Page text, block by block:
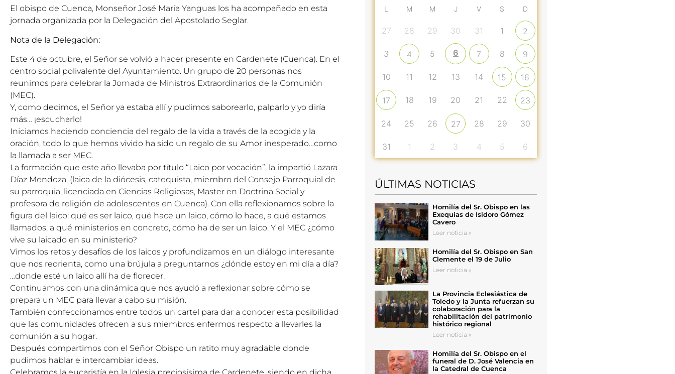
El obispo de Cuenca, Monseñor José María Yanguas los ha acompañado en esta
jornada organizada por la Delegación del Apostolado Seglar.
Nota de la Delegación:
Este 4 de octubre, el Señor se volvió a hacer presente en Cardenete (Cuenca). En el
centro social polivalente del Ayuntamiento. Un grupo de 20 personas nos
reunimos para celebrar la Jornada de Ministros Extraordinarios de la Comunión
(MEC).
Y, como decimos, el Señor ya estaba allí y pudimos saborearlo, palparlo y yo diría
más… ¡escucharlo!
Iniciamos haciendo conciencia del regalo de la vida a través de la acogida y la
oración, todo lo que hemos vivido ha sido un regalo de su Amor inesperado…como
la llamada a ser MEC.
La formación que este año llevaba por título “Laico por vocación”, la impartió Lazara
Díaz Mendoza, (laica de la diócesis, catequista, miembro del Consejo Parroquial de
su parroquia, licenciada en Ciencias Religiosas, Master en Doctrina Social y
profesora de religión de adolescentes en Cuenca). Con ella reflexionamos sobre la
figura del laico: qué es ser laico, qué hace un laico, cómo lo hace, a qué estamos
llamados, a qué ministerios en concreto, cómo ha de ser un laico. Y el MEC ¿cómo
vive su laicado en su ministerio?
Vimos los retos y desafíos de los laicos y profundizamos en un diálogo interesante
que nos reorienta, como una brújula a preguntarnos ¿dónde estoy en mi día a día?
…donde esté un laico allí ha de florecer.
Continuamos con una dinámica que nos ayudó a reflexionar sobre cómo se
prepara un MEC para llevar a cabo su misión.
También confeccionamos entre todos un cartel para dar a conocer esta posibilidad
que las comunidades ofrecen a sus miembros enfermos respecto a llevarles la
comunión a su hogar.
Después compartimos con el Señor Obispo un ratito muy agradable donde
pudimos hablar e intercambiar ideas.
L M M J V S D
27 28 29 30 31 1 2
3 4 5 6 7 8 9
10 11 12 13 14 15 16
17 18 19 20 21 22 23
24 25 26 27 28 29 30
31 1 2 3 4 5 6
ÚLTIMAS NOTICIAS
Homilía del Sr. Obispo en las
Exequias de Isidoro Gómez
Cavero
Leer noticia »
Homilía del Sr. Obispo en San
Clemente el 19 de Julio
Leer noticia »
La Provincia Eclesiástica de
Toledo y la Junta refuerzan su
colaboración para la
rehabilitación del patrimonio
histórico regional
Leer noticia »
Homilía del Sr. Obispo en el
funeral de D. José Valencia en
la Catedral de Cuenca